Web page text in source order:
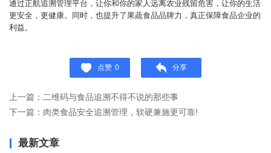
通过正航追溯管理平台，让你和你的家人远离农业残留危害，让你的生活
更安全，更健康。同时，也提升了果蔬食品品牌力，真正保障食品企业的
利益。
点赞 0 分享
上一篇：二维码与食品追溯不得不说的那些事
下一篇：肉类食品安全追溯管理，软硬兼施更可靠!
最新文章